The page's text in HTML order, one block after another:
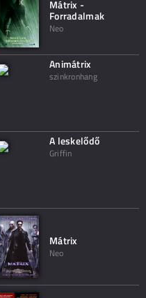
Mátrix -
Forradalmak
Neo
Animátrix
szinkronhang
A leskelődő
Griffin
Mátrix
Neo